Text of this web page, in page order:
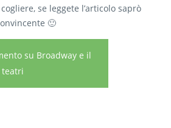
se leggete l’articolo saprò
🙂
su Broadway e il